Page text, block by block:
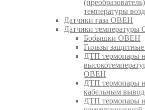
температуры
Датчики газа ОВЕН
Датчики
Бобышки ОВЕН
Гильзы
ДТП термопары
ОВЕН
ДТП термопары
кабельным
ДТП термопары